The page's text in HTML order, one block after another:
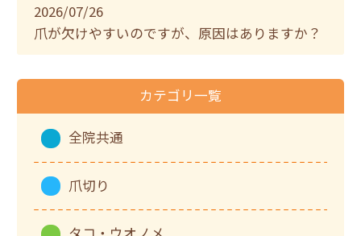
2026/07/26
爪が欠けやすいのですが、原因はありますか？
カテゴリ一覧
全院共通
爪切り